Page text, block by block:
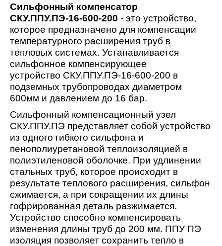
Сильфонный компенсатор
СКУ.ППУ.ПЭ-16-600-200 - это устройство,
которое предназначено для компенсации
температурного расширения труб в
тепловых системах. Устанавливается
сильфонное компенсирующее
устройство СКУ.ППУ.ПЭ-16-600-200 в
подземных трубопроводах диаметром
600мм и давлением до 16 бар.
Сильфонный компенсационный узел
СКУ.ППУ.ПЭ представляет собой устройство
из одного гибкого сильфона и
пенополиуретановой теплоизоляцией в
полиэтиленовой оболочке. При удлинении
стальных труб, которое происходит в
результате теплового расширения, сильфон
сжимается, а при сокращении их длины
гофрированная деталь разжимается.
Устройство способно компенсировать
изменения длины труб до 200 мм. ППУ ПЭ
изоляция позволяет сохранить тепло в